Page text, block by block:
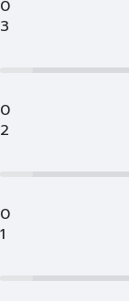
0
3
0
2
0
1